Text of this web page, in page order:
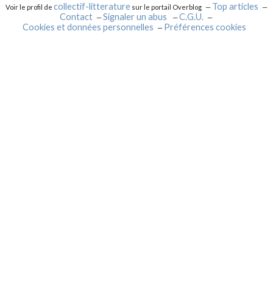
Voir le profil de collectif-litterature sur le portail Overblog
Top articles
Contact
Signaler un abus
C.G.U.
Cookies et données personnelles
Préférences cookies